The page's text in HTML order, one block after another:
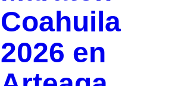
Coahuila
2026 en